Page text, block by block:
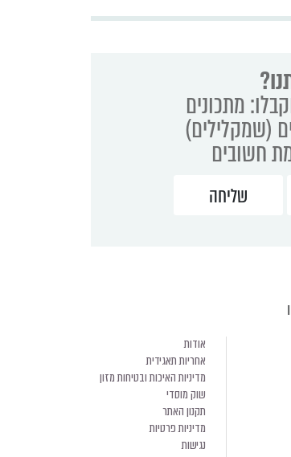
מתכונים
(שמקלילים)
חשובים
אודות
אחריות תאגידית
מדיניות האיכות ובטיחות מזון
שוק מוסדי
תקנון האתר
מדיניות פרטיות
נגישות